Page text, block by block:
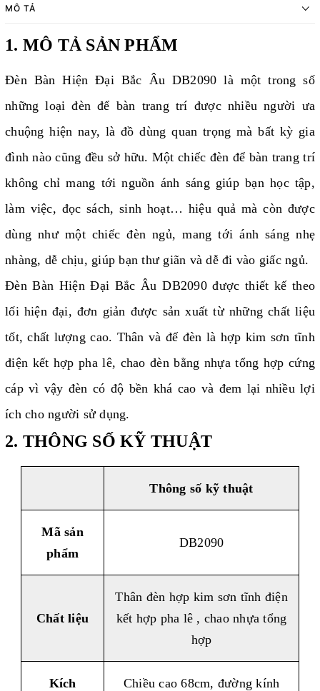
MÔ TẢ
1. MÔ TẢ SẢN PHẨM
Đèn Bàn Hiện Đại Bắc Âu DB2090 là một trong số
những loại đèn để bàn trang trí được nhiều người ưa
chuộng hiện nay, là đồ dùng quan trọng mà bất kỳ gia
đình nào cũng đều sở hữu. Một chiếc đèn để bàn trang trí
không chỉ mang tới nguồn ánh sáng giúp bạn học tập,
làm việc, đọc sách, sinh hoạt… hiệu quả mà còn được
dùng như một chiếc đèn ngủ, mang tới ánh sáng nhẹ
nhàng, dễ chịu, giúp bạn thư giãn và dễ đi vào giấc ngủ.
Đèn Bàn Hiện Đại Bắc Âu DB2090 được thiết kế theo
lối hiện đại, đơn giản được sản xuất từ những chất liệu
tốt, chất lượng cao. Thân và đế đèn là hợp kim sơn tĩnh
điện kết hợp pha lê, chao đèn bằng nhựa tổng hợp cứng
cáp vì vậy đèn có độ bền khá cao và đem lại nhiều lợi
ích cho người sử dụng.
2. THÔNG SỐ KỸ THUẬT
Thông số kỹ thuật
Mã sản
phẩm
DB2090
Chất liệu
Thân đèn hợp kim sơn tĩnh điện
kết hợp pha lê , chao nhựa tổng
hợp
Kích
Chiều cao 68cm, đường kính